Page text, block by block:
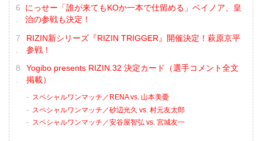
にっせー「誰が来てもKOか一本で仕留める」ベイノア、皇
治の参戦も決定！
RIZIN新シリーズ『RIZIN TRIGGER』開催決定！萩原京平
参戦！
Yogibo presents RIZIN.32 決定カード（選手コメント全文
掲載）
スペシャルワンマッチ／RENA vs. 山本美憂
スペシャルワンマッチ／砂辺光久 vs. 村元友太郎
スペシャルワンマッチ／安谷屋智弘 vs. 宮城友一